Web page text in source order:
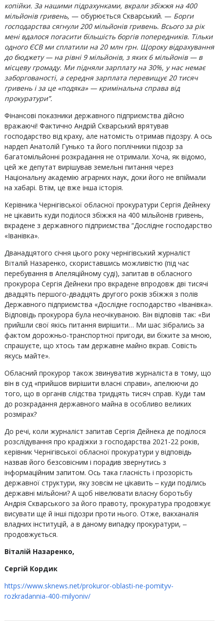
копійки. За нашими підрахунками, вкрали збіжжя на 400
мільйонів гривень, — обурюється Скварський. — Борги
господарства сягнули 200 мільйонів гривень. Всього за рік
мені вдалося погасити більшість боргів попередників. Тільки
одного ЄСВ ми сплатили на 20 млн грн. Щороку відрахування
до бюджету — на рівні 9 мільйонів, з яких 6 мільйонів — в
місцеву громаду. Ми підняли зарплату на 30%, у нас немає
заборгованості, а середня зарплата перевищує 20 тисяч
гривень і за це «подяка» — кримінальна справа від
прокуратури”.
Фінансові показники державного підприємства дійсно
вражаючі! Фактично Андрій Скварський врятував
господарство від краху, але натомість отримав підозру. А ось
нардеп Анатолій Гунько та його поплічники підозр за
багатомільйонні розкрадання не отримали. Хоча, як відомо,
цей же депутат вирішував земельні питання через
Національну академію аграрних наук, доки його не впіймали
на хабарі. Втім, це вже інша історія.
Керівника Чернігівської обласної прокуратури Сергія Дейнеку
не цікавить куди поділося збіжжя на 400 мільйонів гривень,
вкрадене з державного підприємства “Дослідне господарство
«Іванівка».
Дванадцятого січня цього року чернігівський журналіст
Віталій Назаренко, скориставшись можливістю (під час
перебування в Апеляційному суді), запитав в обласного
прокурора Сергія Дейнеки про вкрадене впродовж дві тисячі
двадцять першого-двадцять другого років збіжжя з полів
Державного підприємства «Дослідне господарство «Іванівка».
Відповідь прокурора була неочікуваною. Він відповів так: «Ви
прийшли свої якісь питання вирішити… Ми шас зібрались за
фактом дорожньо-транспортної пригоди, ви біжите за мною,
спрашуєте, що хтось там державне майно вкрав. Совість
якусь майте».
Обласний прокурор також звинуватив журналіста в тому, що
він в суд «прийшов вирішити власні справи», апелюючи до
того, що в органів слідства тридцять тисяч справ. Куди там
до розкрадання державного майна в особливо великих
розмірах?
До речі, коли журналіст запитав Сергія Дейнека де поділося
розслідування про крадіжки з господарства 2021-22 років,
керівник Чернігівської обласної прокуратури у відповідь
назвав його безсовісним і порадив звернутись з
інформаційним запитом. Ось така гласність і прозорість
державної структури, яку зовсім не цікавить ‒ куди поділись
державні мільйони? А щоб нівелювати власну боротьбу
Андрія Скварського за його правоту, прокуратура продовжує
висувати ще й інші підозри проти нього. Отже, вакханалія
владних інституцій, а в даному випадку прокуратури, ‒
продовжується.
Віталій Назаренко,
Сергій Кордик
https://www.sknews.net/prokuror-oblasti-ne-pomityv-
rozkradannia-400-milyoniv/